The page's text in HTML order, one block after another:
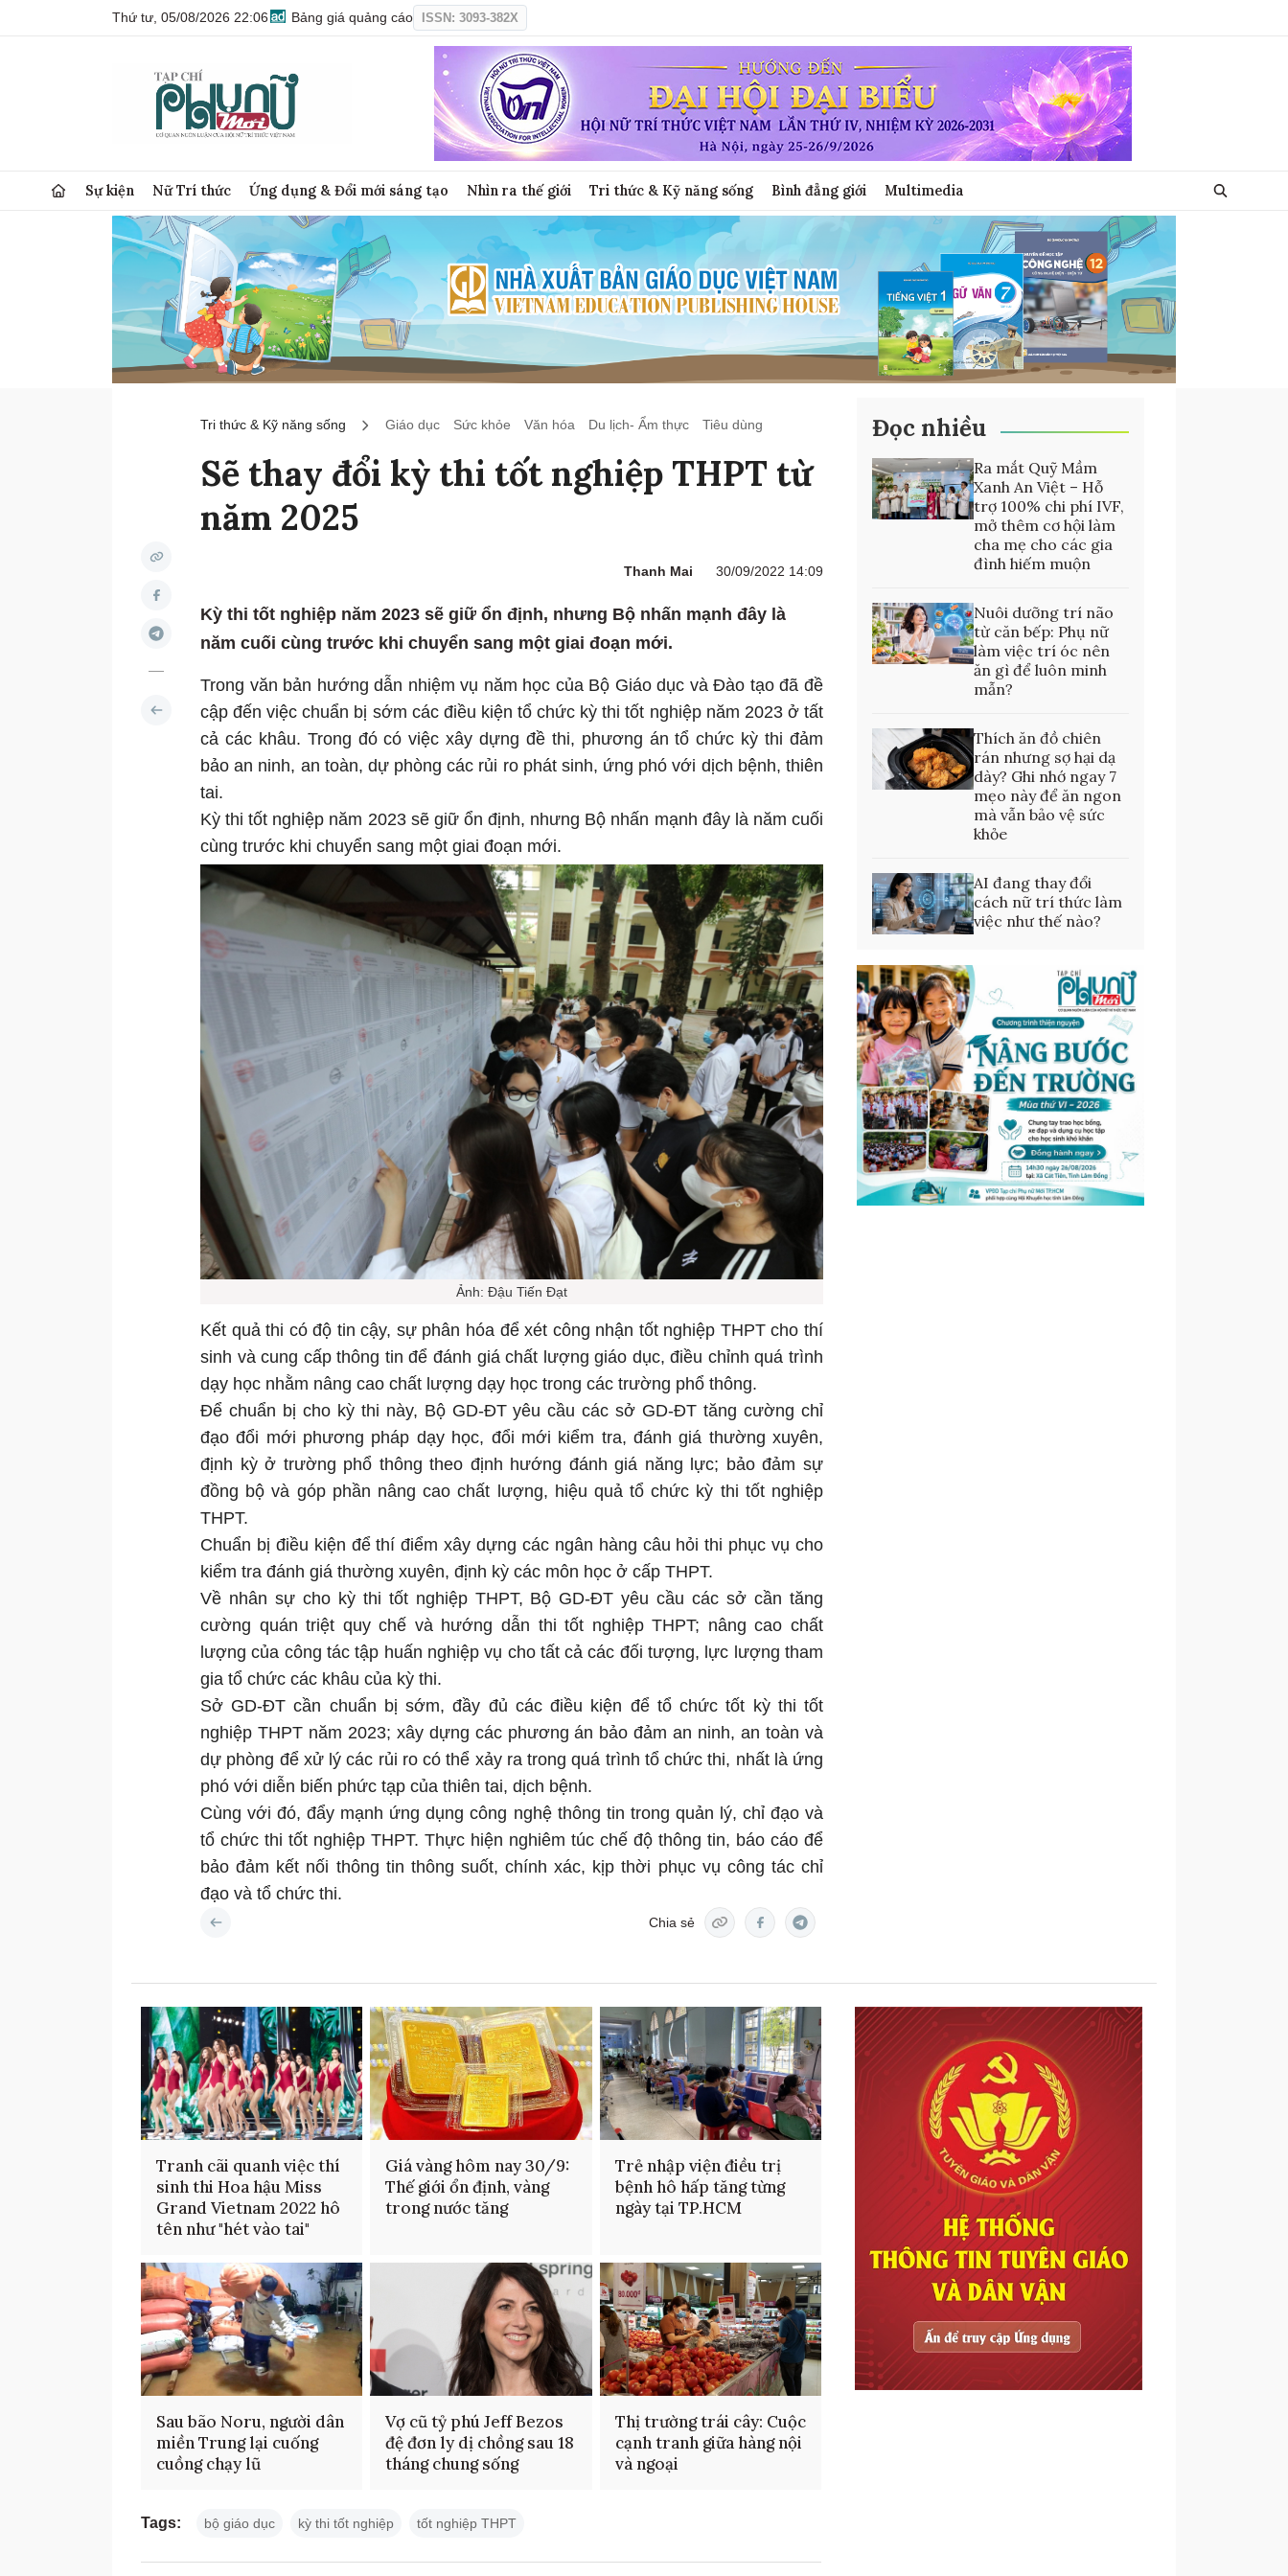
Thứ tư, 05/08/2026 22:06 Bảng giá quảng cáo ISSN: 3093-382X
Sự kiện Nữ Trí thức Ứng dụng & Đổi mới sáng tạo Nhìn ra thế giới Tri thức & Kỹ năng sống Bình đẳng giới Multimedia
Tri thức & Kỹ năng sống Giáo dục Sức khỏe Văn hóa Du lịch- Ẩm thực Tiêu dùng
Sẽ thay đổi kỳ thi tốt nghiệp THPT từ
năm 2025
Thanh Mai 30/09/2022 14:09
Kỳ thi tốt nghiệp năm 2023 sẽ giữ ổn định, nhưng Bộ nhấn mạnh đây là
năm cuối cùng trước khi chuyển sang một giai đoạn mới.
Trong văn bản hướng dẫn nhiệm vụ năm học của Bộ Giáo dục và Đào tạo đã đề
cập đến việc chuẩn bị sớm các điều kiện tổ chức kỳ thi tốt nghiệp năm 2023 ở tất
cả các khâu. Trong đó có việc xây dựng đề thi, phương án tổ chức kỳ thi đảm
bảo an ninh, an toàn, dự phòng các rủi ro phát sinh, ứng phó với dịch bệnh, thiên
tai.
Kỳ thi tốt nghiệp năm 2023 sẽ giữ ổn định, nhưng Bộ nhấn mạnh đây là năm cuối
cùng trước khi chuyển sang một giai đoạn mới.
Ảnh: Đậu Tiến Đạt
Kết quả thi có độ tin cậy, sự phân hóa để xét công nhận tốt nghiệp THPT cho thí
sinh và cung cấp thông tin để đánh giá chất lượng giáo dục, điều chỉnh quá trình
dạy học nhằm nâng cao chất lượng dạy học trong các trường phổ thông.
Để chuẩn bị cho kỳ thi này, Bộ GD-ĐT yêu cầu các sở GD-ĐT tăng cường chỉ
đạo đổi mới phương pháp dạy học, đổi mới kiểm tra, đánh giá thường xuyên,
định kỳ ở trường phổ thông theo định hướng đánh giá năng lực; bảo đảm sự
đồng bộ và góp phần nâng cao chất lượng, hiệu quả tổ chức kỳ thi tốt nghiệp
THPT.
Chuẩn bị điều kiện để thí điểm xây dựng các ngân hàng câu hỏi thi phục vụ cho
kiểm tra đánh giá thường xuyên, định kỳ các môn học ở cấp THPT.
Về nhân sự cho kỳ thi tốt nghiệp THPT, Bộ GD-ĐT yêu cầu các sở cần tăng
cường quán triệt quy chế và hướng dẫn thi tốt nghiệp THPT; nâng cao chất
lượng của công tác tập huấn nghiệp vụ cho tất cả các đối tượng, lực lượng tham
gia tổ chức các khâu của kỳ thi.
Sở GD-ĐT cần chuẩn bị sớm, đầy đủ các điều kiện để tổ chức tốt kỳ thi tốt
nghiệp THPT năm 2023; xây dựng các phương án bảo đảm an ninh, an toàn và
dự phòng để xử lý các rủi ro có thể xảy ra trong quá trình tổ chức thi, nhất là ứng
phó với diễn biến phức tạp của thiên tai, dịch bệnh.
Cùng với đó, đẩy mạnh ứng dụng công nghệ thông tin trong quản lý, chỉ đạo và
tổ chức thi tốt nghiệp THPT. Thực hiện nghiêm túc chế độ thông tin, báo cáo để
bảo đảm kết nối thông tin thông suốt, chính xác, kịp thời phục vụ công tác chỉ
đạo và tổ chức thi.
Chia sẻ
Đọc nhiều
Ra mắt Quỹ Mầm
Xanh An Việt – Hỗ
trợ 100% chi phí IVF,
mở thêm cơ hội làm
cha mẹ cho các gia
đình hiếm muộn
Nuôi dưỡng trí não
từ căn bếp: Phụ nữ
làm việc trí óc nên
ăn gì để luôn minh
mẫn?
Thích ăn đồ chiên
rán nhưng sợ hại dạ
dày? Ghi nhớ ngay 7
mẹo này để ăn ngon
mà vẫn bảo vệ sức
khỏe
AI đang thay đổi
cách nữ trí thức làm
việc như thế nào?
Tranh cãi quanh việc thí
sinh thi Hoa hậu Miss
Grand Vietnam 2022 hô
tên như "hét vào tai"
Giá vàng hôm nay 30/9:
Thế giới ổn định, vàng
trong nước tăng
Trẻ nhập viện điều trị
bệnh hô hấp tăng từng
ngày tại TP.HCM
Sau bão Noru, người dân
miền Trung lại cuống
cuồng chạy lũ
Vợ cũ tỷ phú Jeff Bezos
đệ đơn ly dị chồng sau 18
tháng chung sống
Thị trường trái cây: Cuộc
cạnh tranh giữa hàng nội
và ngoại
Tags: bộ giáo dục kỳ thi tốt nghiệp tốt nghiệp THPT